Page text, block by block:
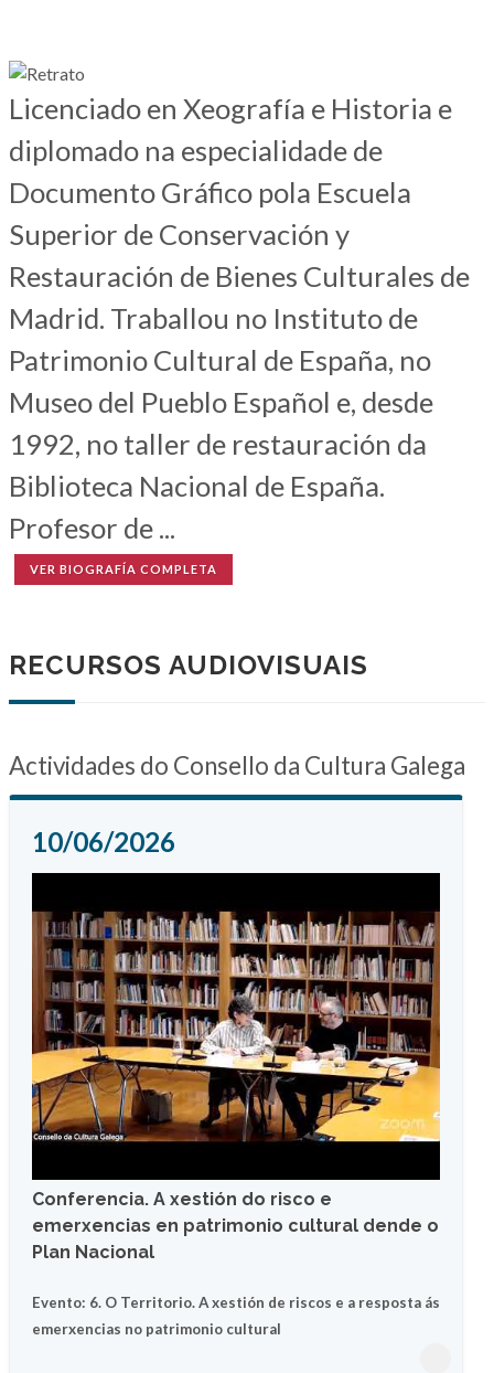
Licenciado en Xeografía e Historia e
diplomado na especialidade de
Documento Gráfico pola Escuela
Superior de Conservación y
Restauración de Bienes Culturales de
Madrid. Traballou no Instituto de
Patrimonio Cultural de España, no
Museo del Pueblo Español e, desde
1992, no taller de restauración da
Biblioteca Nacional de España.
Profesor de ...
VER BIOGRAFÍA COMPLETA
RECURSOS AUDIOVISUAIS
Actividades do Consello da Cultura Galega
10/06/2026
Conferencia. A xestión do risco e
emerxencias en patrimonio cultural dende o
Plan Nacional
Evento: 6. O Territorio. A xestión de riscos e a resposta ás
emerxencias no patrimonio cultural